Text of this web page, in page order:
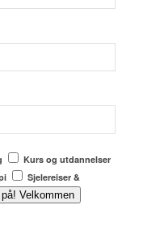
Kurs og utdannelser
Sjelereiser &
Velkommen